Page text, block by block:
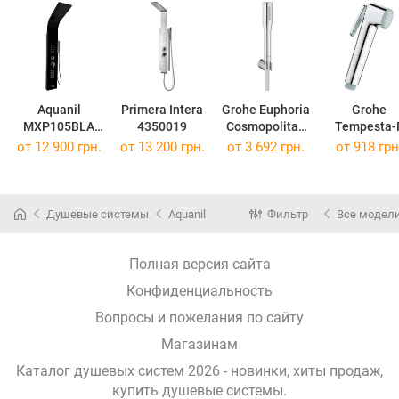
Aquanil
MXP105BLA
CK MATT
Primera Intera
4350019
Grohe Euphoria
Cosmopolitan
27369000
Grohe
Tempesta-
Trigger
от 12 900 грн. от 13 200 грн. от 3 692 грн. от 918
Душевые системы Aquanil Фильтр Все
Полная версия сайта
Конфиденциальность
Вопросы и пожелания по сайту
Магазинам
Каталог душевых систем 2026 - новинки, хиты продаж,
купить душевые системы.